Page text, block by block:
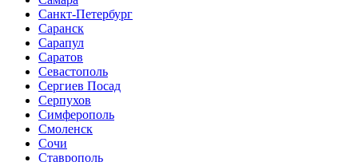
Санкт-Петербург
Саранск
Сарапул
Саратов
Севастополь
Сергиев Посад
Серпухов
Симферополь
Смоленск
Сочи
Ставрополь